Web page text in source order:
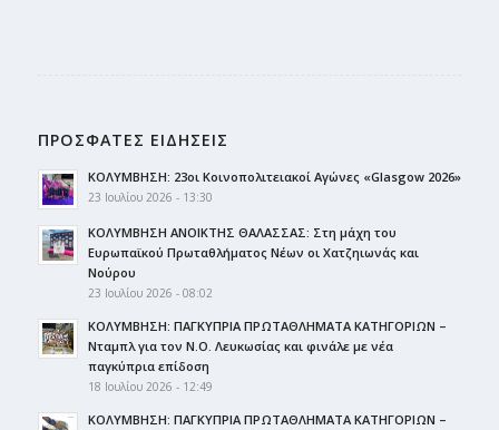
ΠΡΟΣΦΑΤΕΣ ΕΙΔΗΣΕΙΣ
ΚΟΛΥΜΒΗΣΗ: 23οι Κοινοπολιτειακοί Αγώνες «Glasgow 2026»
23 Ιουλίου 2026 - 13:30
ΚΟΛΥΜΒΗΣΗ ΑΝΟΙΚΤΗΣ ΘΑΛΑΣΣΑΣ: Στη μάχη του
Ευρωπαϊκού Πρωταθλήματος Νέων οι Χατζηιωνάς και
Νούρου
23 Ιουλίου 2026 - 08:02
ΚΟΛΥΜΒΗΣΗ: ΠΑΓΚΥΠΡΙΑ ΠΡΩΤΑΘΛΗΜΑΤΑ ΚΑΤΗΓΟΡΙΩΝ –
Νταμπλ για τον Ν.Ο. Λευκωσίας και φινάλε με νέα
παγκύπρια επίδοση
18 Ιουλίου 2026 - 12:49
ΚΟΛΥΜΒΗΣΗ: ΠΑΓΚΥΠΡΙΑ ΠΡΩΤΑΘΛΗΜΑΤΑ ΚΑΤΗΓΟΡΙΩΝ –